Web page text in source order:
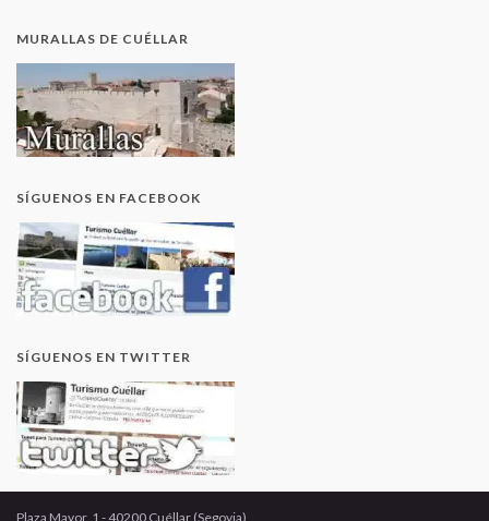
MURALLAS DE CUÉLLAR
SÍGUENOS EN FACEBOOK
SÍGUENOS EN TWITTER
Plaza Mayor, 1 - 40200 Cuéllar (Segovia)